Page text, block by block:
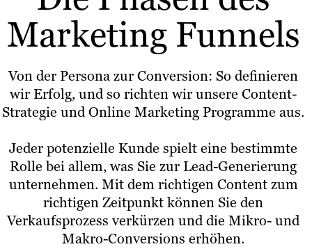
Marketing Funnels
Von der Persona zur Conversion: So definieren
wir Erfolg, und so richten wir unsere Content-
Strategie und Online Marketing Programme aus.
Jeder potenzielle Kunde spielt eine bestimmte
Rolle bei allem, was Sie zur Lead-Generierung
unternehmen. Mit dem richtigen Content zum
richtigen Zeitpunkt können Sie den
Verkaufsprozess verkürzen und die Mikro- und
Makro-Conversions erhöhen.